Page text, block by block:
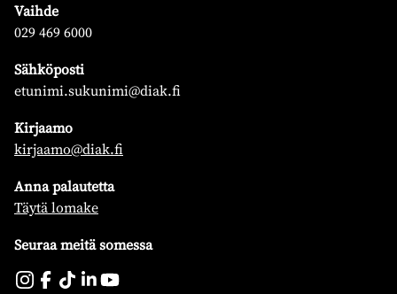
Vaihde
029 469 6000
Sähköposti
etunimi.sukunimi@diak.fi
Kirjaamo
kirjaamo@diak.fi
Anna palautetta
Täytä lomake
Seuraa meitä somessa